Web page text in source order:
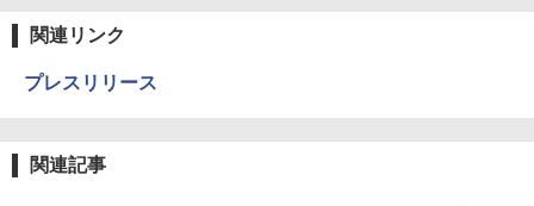
関連リンク
プレスリリース
関連記事